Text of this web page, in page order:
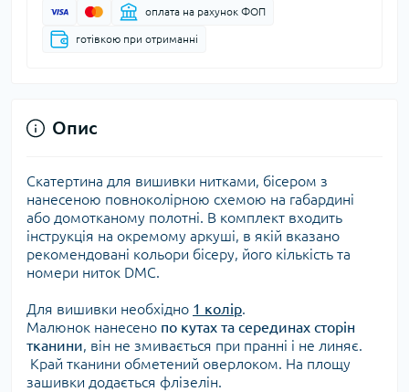
оплата на рахунок ФОП
готівкою при отриманні
Опис
Cкатертина для вишивки нитками, бісером з
нанесеною повноколірною схемою на габардині
або домотканому полотні. В комплект входить
інструкція на окремому аркуші, в якій вказано
рекомендовані кольори бісеру, його кількість та
номери ниток DMC.
Для вишивки необхідно 1 колір.
Малюнок нанесено по кутах та серединах сторін
тканини, він не змивається при пранні і не линяє.
Край тканини обметений оверлоком. На площу
зашивки додається флізелін.